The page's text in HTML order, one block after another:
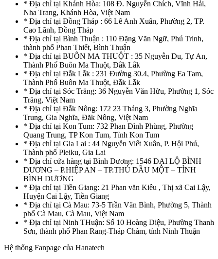
* Địa chỉ tại Khánh Hòa: 108 Đ. Nguyễn Chích, Vĩnh Hải,
Nha Trang, Khánh Hòa, Việt Nam
* Địa chỉ tại Đồng Tháp : 66 Lê Anh Xuân, Phường 2, TP.
Cao Lãnh, Đồng Tháp
* Địa chỉ tại Bình Thuận : 110 Đặng Văn Ngữ, Phú Trinh,
thành phố Phan Thiết, Bình Thuận
* Địa chỉ tại BUÔN MA THUỘT : 35 Nguyễn Du, Tự An,
Thành Phố Buôn Ma Thuột, Đắk Lắk
* Địa chỉ tại Đắk Lắk : 231 Đường 30.4, Phường Ea Tam,
Thành Phố Buôn Ma Thuột, Đắk Lắk
* Địa chỉ tại Sóc Trăng: 36 Nguyễn Văn Hữu, Phường 1, Sóc
Trăng, Việt Nam
* Địa chỉ tại Đắk Nông: 172 23 Tháng 3, Phường Nghĩa
Trung, Gia Nghĩa, Đăk Nông, Việt Nam
* Địa chỉ tại Kon Tum: 732 Phan Đình Phùng, Phường
Quang Trung, TP Kon Tum, Tỉnh Kon Tum
* Địa chỉ tại Gia Lai : 44 Nguyễn Viết Xuân, P. Hội Phú,
Thành phố Pleiku, Gia Lai
* Địa chỉ cửa hàng tại Bình Dương: 1546 ĐẠI LỘ BÌNH
DƯƠNG – P.HIỆP AN – TP.THỦ DẦU MỘT – TỈNH
BÌNH DƯƠNG
* Địa chỉ tại Tiền Giang: 21 Phan văn Kiêu , Thị xã Cai Lậy,
Huyện Cai Lậy, Tiền Giang
* Địa chỉ tại Cà Mau: 73-5 Trần Văn Bình, Phường 5, Thành
phố Cà Mau, Cà Mau, Việt Nam
* Địa chỉ tại Ninh THuận: Số 10 Hoàng Diệu, Phường Thanh
Sơn, thành phố Phan Rang-Tháp Chàm, tỉnh Ninh Thuận
Hệ thống Fanpage của Hanatech